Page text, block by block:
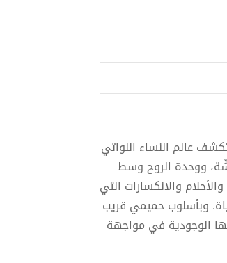
صدرت عام 2025، تستكشف عالم النساء اللواتي
ووحدة الروح وسط
والانكسارات التي
وبأسلوب حميمي قريب
الوجودية في مواجهة